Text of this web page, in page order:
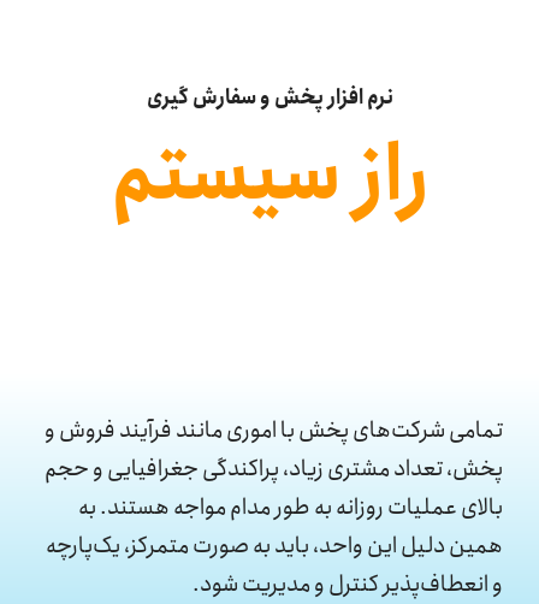
نرم افزار پخش و سفارش گیری
راز سیستم
تمامی شرکت‌های پخش با اموری مانند فرآیند فروش و
پخش، تعداد مشتری زیاد، پراکندگی جغرافیایی و حجم
بالای عملیات روزانه‌ به طور مدام مواجه هستند. به
همین دلیل این واحد، باید به صورت متمرکز، یک‌پارچه
و انعطاف‌‌پذیر کنترل و مدیریت شود.